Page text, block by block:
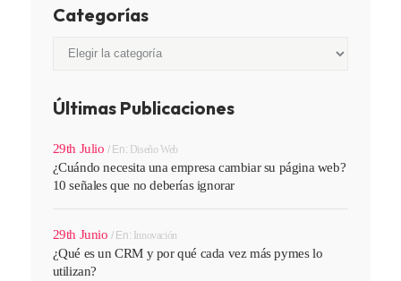
Categorías
Categorías
Últimas Publicaciones
29th JulioEn: Diseño Web
¿Cuándo necesita una empresa cambiar su página web?
10 señales que no deberías ignorar
29th JunioEn: Innovación
¿Qué es un CRM y por qué cada vez más pymes lo
utilizan?